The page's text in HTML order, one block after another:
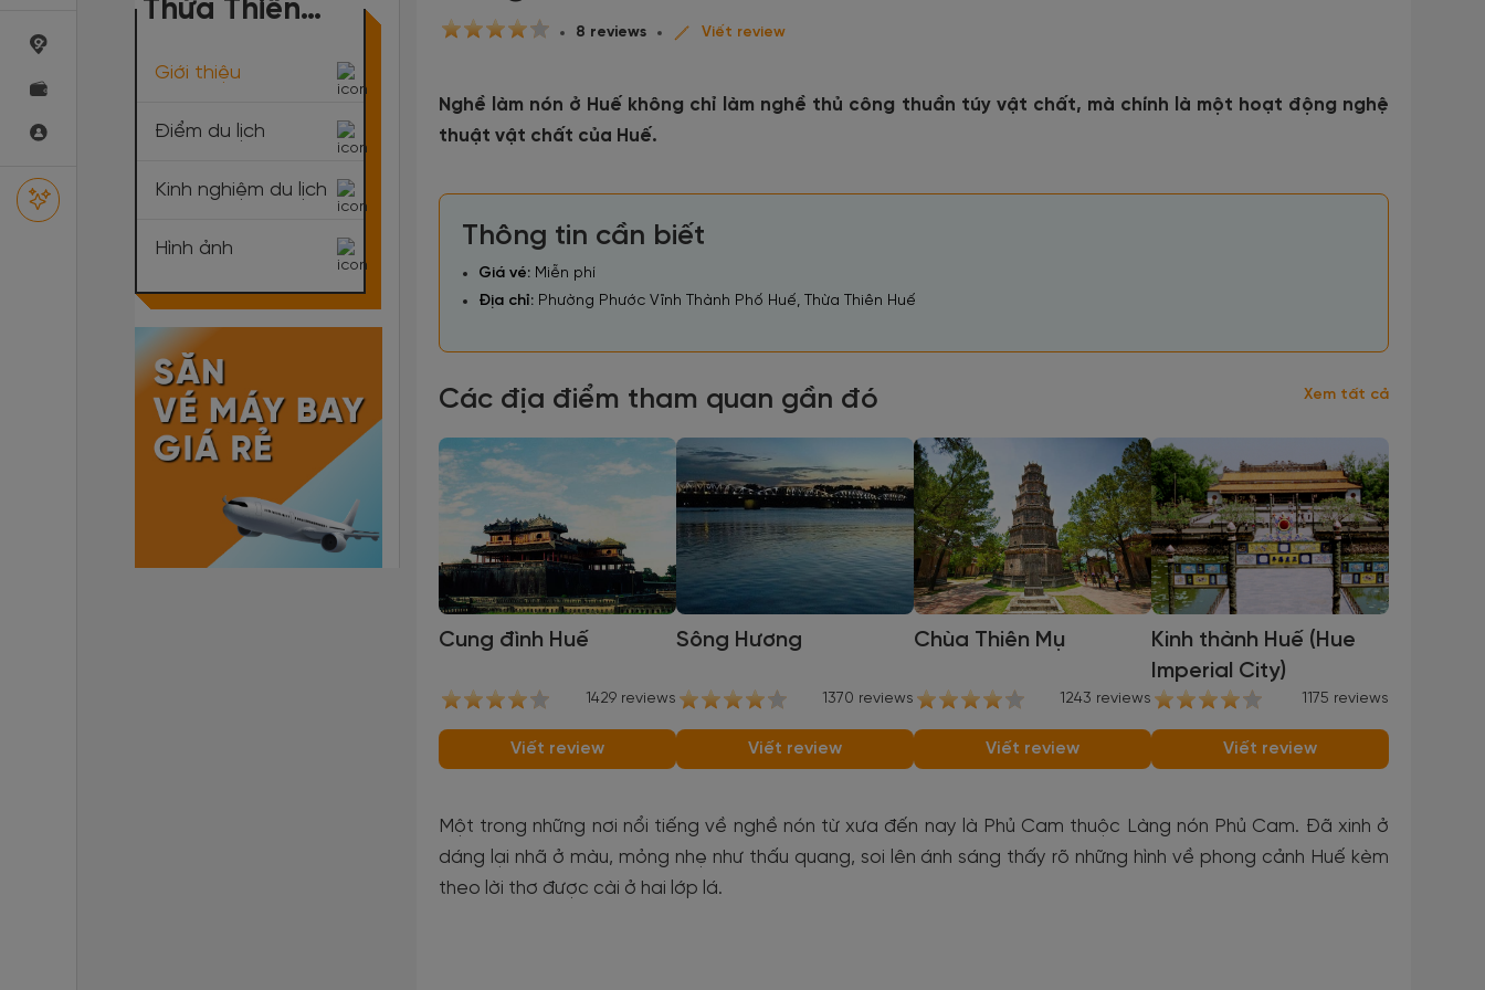
8 reviews Viết review
Nghề làm nón ở Huế không chỉ làm nghề thủ công thuần túy vật chất, mà chính là một hoạt động nghệ
thuật vật chất của Huế.
Thông tin cần biết
Giá vé: Miễn phí
Địa chỉ: Phường Phước Vĩnh Thành Phố Huế, Thừa Thiên Huế
Các địa điểm tham quan gần đó Xem tất cả
Cung đình Huế
1429 reviews
Viết review
Sông Hương
1370 reviews
Viết review
Chùa Thiên Mụ
1243 reviews
Viết review
Kinh thành Huế (Hue
Imperial City)
1175 reviews
Viết review
Một trong những nơi nổi tiếng về nghề nón từ xưa đến nay là Phủ Cam thuộc Làng nón Phủ Cam. Đã xinh ở
dáng lại nhã ở màu, mỏng nhẹ như thấu quang, soi lên ánh sáng thấy rõ những hình về phong cảnh Huế kèm
theo lời thơ được cài ở hai lớp lá.
Thừa Thiên
Giới thiệu
Điểm du lịch
Kinh nghiệm du lịch
Hình ảnh